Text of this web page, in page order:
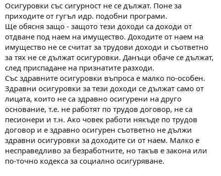
Осигуровки със сигурност не се дължат. Поне за
приходите от гугъл идр. подобни програми.
Ще обясня защо - защото тези доходи са доходи от
отдване под наем на имущество. Доходите от наем на
имущество не се считат за трудови доходи и съответно
за тях не се дължат осигуровки. Данъци обаче се дължат,
след приспадане на признатите разходи.
Със здравните осигуровки въпроса е малко по-особен.
Здравни осигуровки за тези доходи се дължат само от
лицата, които не са здравно осигурени на друго
основание, т.е. не работят по трудов договор, не са
песионери и т.н. Ако човек работи някъде по трудов
договор и е здравно осигурен съответно не дължи
здравни осигуровки за доходите си от наем. Малко е
несправедливо за безработните, но такъв е закона или
по-точно кодекса за социално осигуряване.